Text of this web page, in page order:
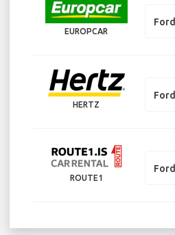
EUROPCAR
HERTZ
ROUTE1